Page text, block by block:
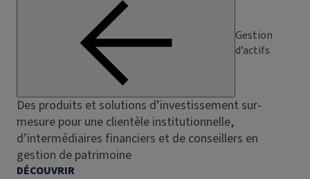
Gestion
d’actifs
Des produits et solutions d’investissement sur-
mesure pour une clientèle institutionnelle,
d’intermédiaires financiers et de conseillers en
gestion de patrimoine
DÉCOUVRIR